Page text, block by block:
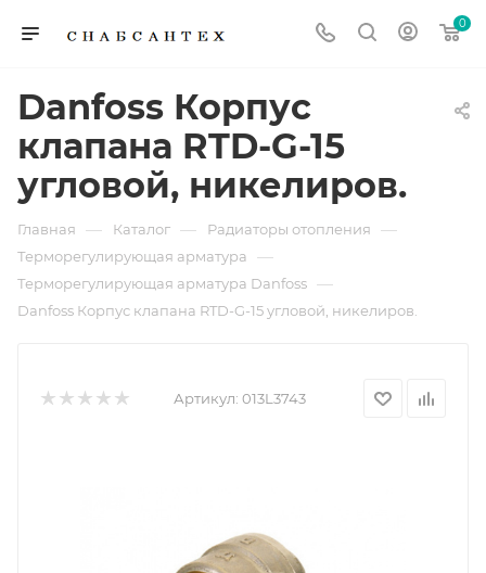
0
Danfoss Корпус
клапана RTD-G-15
угловой, никелиров.
Главная — Каталог — Радиаторы отопления —
Терморегулирующая арматура —
Терморегулирующая арматура Danfoss —
Danfoss Корпус клапана RTD-G-15 угловой, никелиров.
Артикул: 013L3743